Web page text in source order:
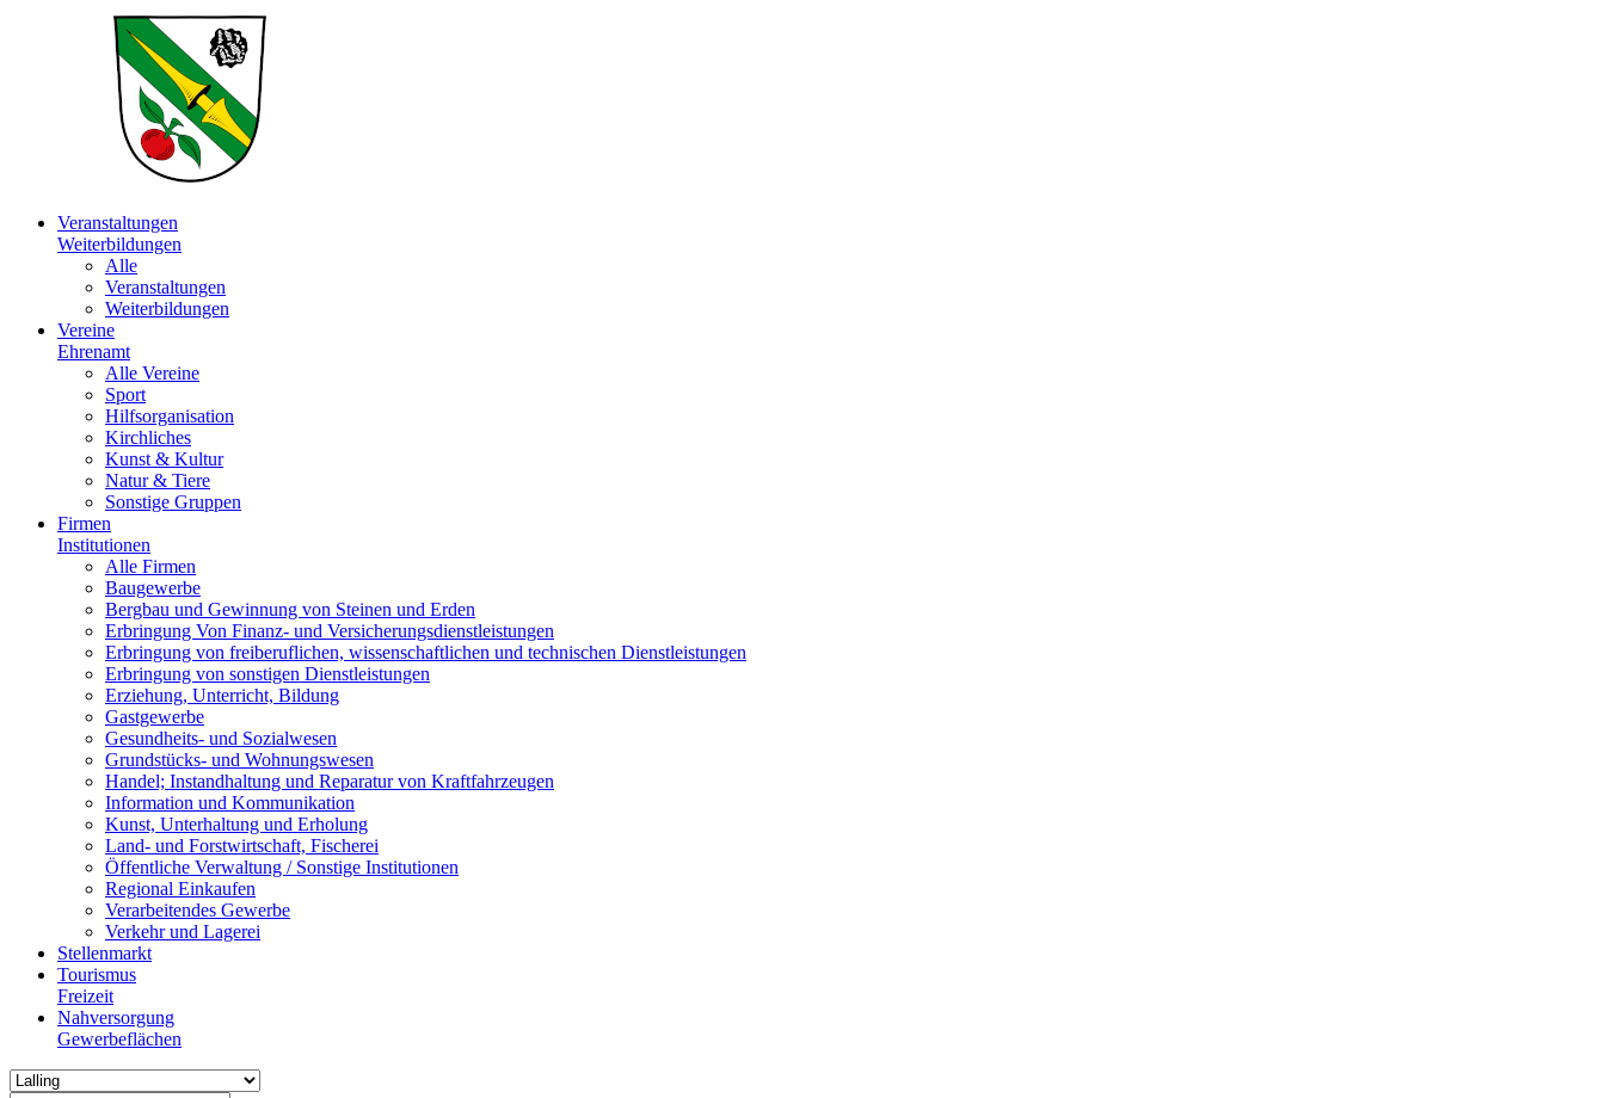
Veranstaltungen
Weiterbildungen
Alle
Veranstaltungen
Weiterbildungen
Vereine
Ehrenamt
Alle Vereine
Sport
Hilfsorganisation
Kirchliches
Kunst & Kultur
Natur & Tiere
Sonstige Gruppen
Firmen
Institutionen
Alle Firmen
Baugewerbe
Bergbau und Gewinnung von Steinen und Erden
Erbringung Von Finanz- und Versicherungsdienstleistungen
Erbringung von freiberuflichen, wissenschaftlichen und technischen Dienstleistungen
Erbringung von sonstigen Dienstleistungen
Erziehung, Unterricht, Bildung
Gastgewerbe
Gesundheits- und Sozialwesen
Grundstücks- und Wohnungswesen
Handel; Instandhaltung und Reparatur von Kraftfahrzeugen
Information und Kommunikation
Kunst, Unterhaltung und Erholung
Land- und Forstwirtschaft, Fischerei
Öffentliche Verwaltung / Sonstige Institutionen
Regional Einkaufen
Verarbeitendes Gewerbe
Verkehr und Lagerei
Stellenmarkt
Tourismus
Freizeit
Nahversorgung
Gewerbeflächen